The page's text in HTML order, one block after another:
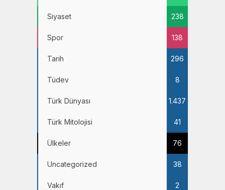
Siyaset 238
Spor 138
Tarih 296
Tüdev 8
Türk Dünyası 1.437
Türk Mitolojisi 41
Ülkeler 76
Uncategorized 38
Vakıf 2